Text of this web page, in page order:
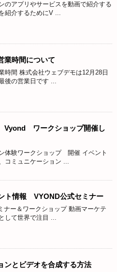
のアプリやサービスを動画で紹介する
紹介するためにV ...
業時間について
時間 株式会社ウェブデモは12月28日
後の営業日です ...
Vyond ワークショップ開催し
体験ワークショップ 開催 イベント
コミュニケーション ...
ト情報 VYOND公式セミナー
ナー＆ワークショップ 動画マーケテ
して世界で注目 ...
ンとビデオを合成する方法